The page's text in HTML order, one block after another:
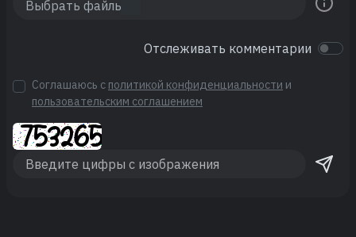
Отслеживать комментарии
Соглашаюсь с политикой конфиденциальности и
пользовательским соглашением